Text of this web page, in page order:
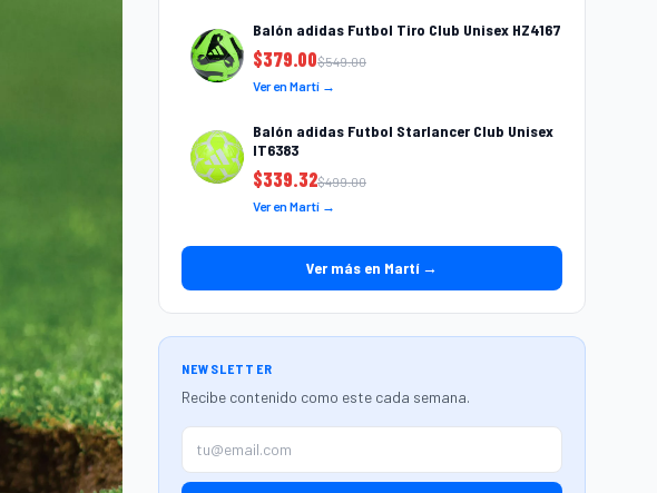
Balón adidas Futbol Tiro Club Unisex HZ4167
$379.00$549.00
Ver en Martí →
Balón adidas Futbol Starlancer Club Unisex
IT6383
$339.32$499.00
Ver en Martí →
Ver más en Martí →
NEWSLETTER
Recibe contenido como este cada semana.